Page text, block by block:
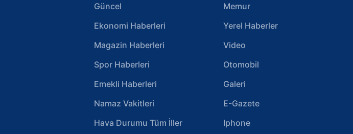
Güncel
Ekonomi Haberleri
Magazin Haberleri
Spor Haberleri
Emekli Haberleri
Namaz Vakitleri
Hava Durumu Tüm İller
Memur
Yerel Haberler
Video
Otomobil
Galeri
E-Gazete
Iphone